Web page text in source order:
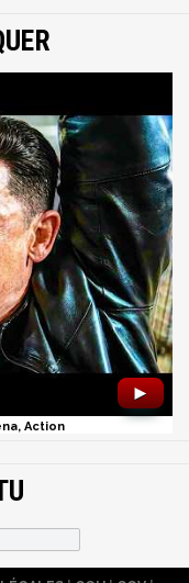
►
Action